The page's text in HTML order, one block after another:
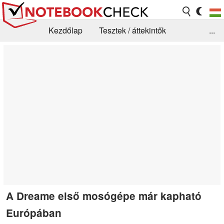
Kezdőlap
Tesztek / áttekintők
...
A Dreame első mosógépe már kapható
Európában